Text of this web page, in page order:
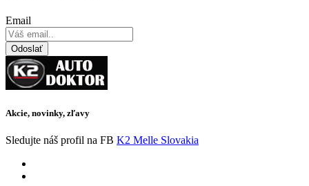
Email
Odoslať
Akcie, novinky, zľavy
Sledujte náš profil na FB K2 Melle Slovakia